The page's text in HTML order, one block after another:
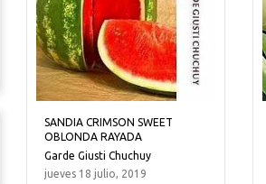
SANDIA CRIMSON SWEET
OBLONDA RAYADA
Garde Giusti Chuchuy
jueves 18 julio, 2019